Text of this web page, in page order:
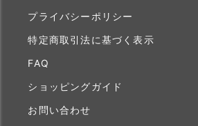
プライバシーポリシー
特定商取引法に基づく表示
FAQ
ショッピングガイド
お問い合わせ